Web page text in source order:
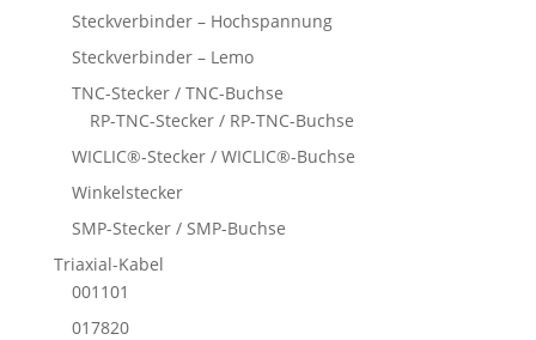
Steckverbinder – Hochspannung
Steckverbinder – Lemo
TNC-Stecker / TNC-Buchse
RP-TNC-Stecker / RP-TNC-Buchse
WICLIC®-Stecker / WICLIC®-Buchse
Winkelstecker
SMP-Stecker / SMP-Buchse
Triaxial-Kabel
001101
017820